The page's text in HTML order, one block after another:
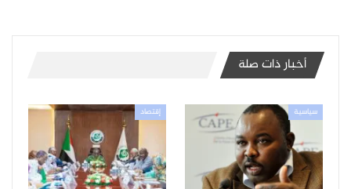
أخبار ذات صلة
سياسية إقتصاد